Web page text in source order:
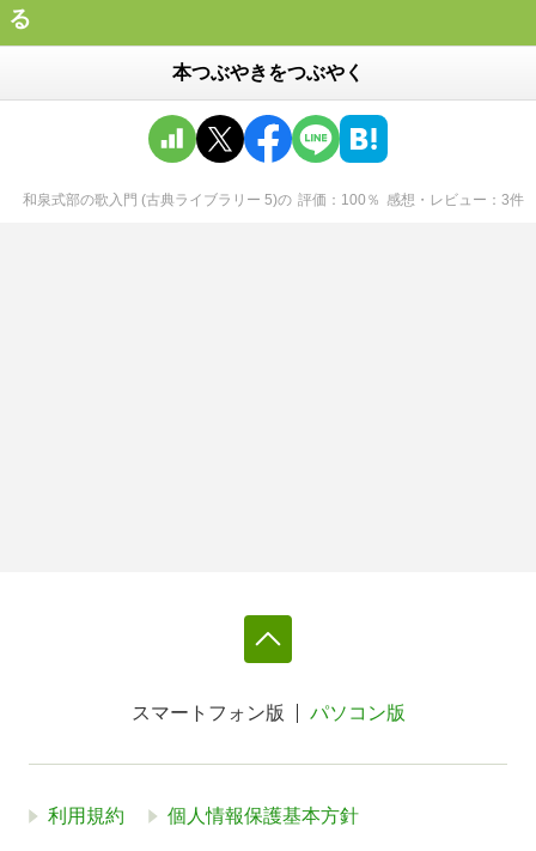
る
本つぶやきをつぶやく
和泉式部の歌入門 (古典ライブラリー 5)の 評価 100 ％ 感想・レビュー 3件
スマートフォン版 パソコン版
利用規約 個人情報保護基本方針